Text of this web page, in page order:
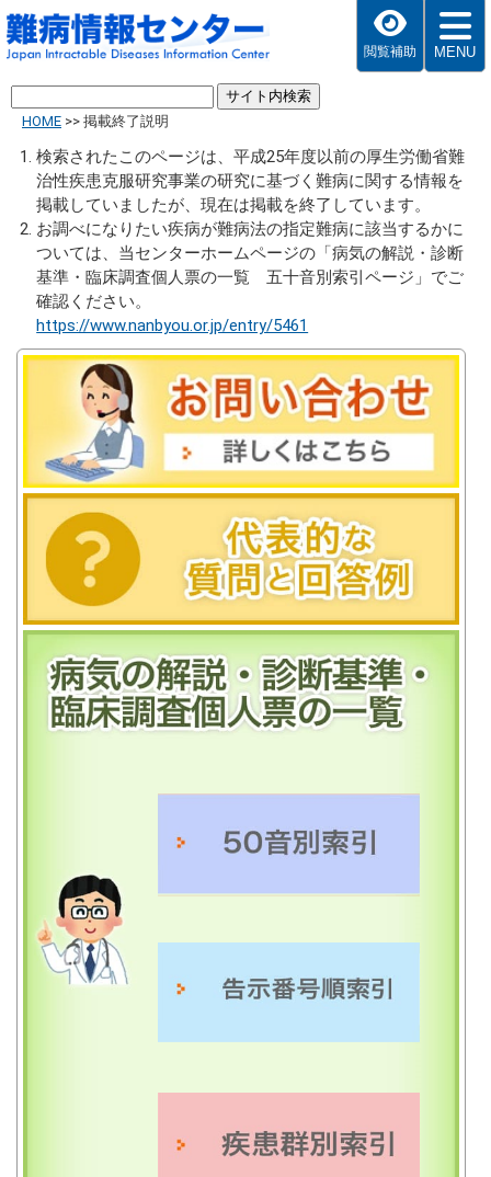
閲覧補助 MENU
HOME >> 掲載終了説明
検索されたこのページは、平成25年度以前の厚生労働省難
治性疾患克服研究事業の研究に基づく難病に関する情報を
掲載していましたが、現在は掲載を終了しています。
お調べになりたい疾病が難病法の指定難病に該当するかに
ついては、当センターホームページの「病気の解説・診断
基準・臨床調査個人票の一覧 五十音別索引ページ」でご
確認ください。
https://www.nanbyou.or.jp/entry/5461